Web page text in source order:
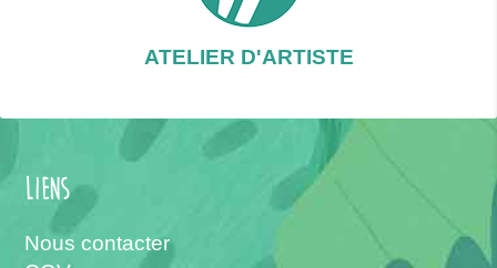
ATELIER D'ARTISTE
Liens
Nous contacter